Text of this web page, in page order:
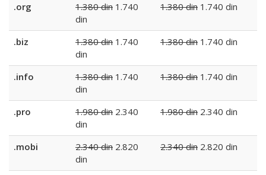
.org 1.380 din 1.740
din
1.380 din 1.740 din
.biz 1.380 din 1.740
din
1.380 din 1.740 din
.info 1.380 din 1.740
din
1.380 din 1.740 din
.pro 1.980 din 2.340
din
1.980 din 2.340 din
.mobi 2.340 din 2.820
din
2.340 din 2.820 din